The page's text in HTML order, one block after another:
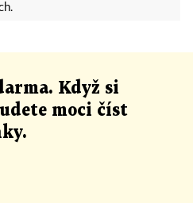
Když si
moci číst
.